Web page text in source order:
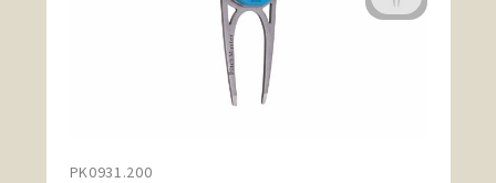
PK0931.200